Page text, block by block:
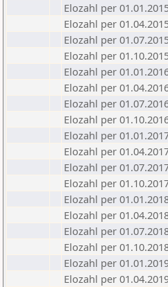
Elozahl per
Elozahl per
Elozahl per
Elozahl per
Elozahl per
Elozahl per
Elozahl per
Elozahl per
Elozahl per
Elozahl per
Elozahl per
Elozahl per
Elozahl per
Elozahl per
Elozahl per
Elozahl per
Elozahl per
Elozahl per